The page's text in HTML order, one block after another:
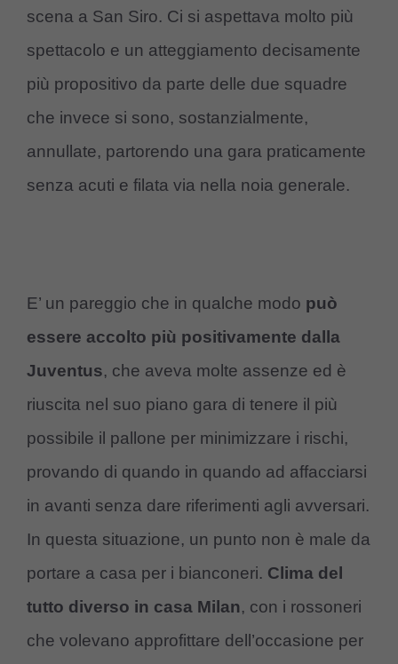
scena a San Siro. Ci si aspettava molto più
spettacolo e un atteggiamento decisamente
più propositivo da parte delle due squadre
che invece si sono, sostanzialmente,
annullate, partorendo una gara praticamente
senza acuti e filata via nella noia generale.
E’ un pareggio che in qualche modo può
essere accolto più positivamente dalla
Juventus, che aveva molte assenze ed è
riuscita nel suo piano gara di tenere il più
possibile il pallone per minimizzare i rischi,
provando di quando in quando ad affacciarsi
in avanti senza dare riferimenti agli avversari.
In questa situazione, un punto non è male da
portare a casa per i bianconeri. Clima del
tutto diverso in casa Milan, con i rossoneri
che volevano approfittare dell’occasione per